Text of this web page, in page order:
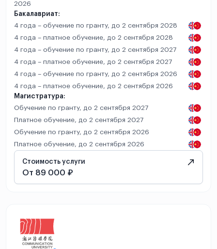
2026
Бакалавриат:
4 года – обучение по гранту, до 2 сентября 2028
4 года – платное обучение, до 2 сентября 2028
4 года – обучение по гранту, до 2 сентября 2027
4 года – платное обучение, до 2 сентября 2027
4 года – обучение по гранту, до 2 сентября 2026
4 года – платное обучение, до 2 сентября 2026
Магистратура:
Обучение по гранту, до 2 сентября 2027
Платное обучение, до 2 сентября 2027
Обучение по гранту, до 2 сентября 2026
Платное обучение, до 2 сентября 2026
Стоимость услуги
От 89 000 ₽